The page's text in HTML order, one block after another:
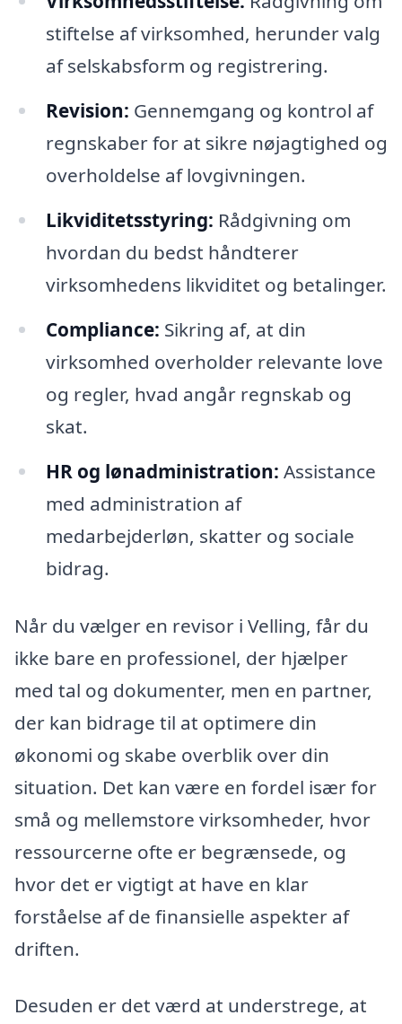
stiftelse af virksomhed, herunder valg
af selskabsform og registrering.
Revision: Gennemgang og kontrol af
regnskaber for at sikre nøjagtighed og
overholdelse af lovgivningen.
Likviditetsstyring: Rådgivning om
hvordan du bedst håndterer
virksomhedens likviditet og betalinger.
Compliance: Sikring af, at din
virksomhed overholder relevante love
og regler, hvad angår regnskab og
skat.
HR og lønadministration: Assistance
med administration af
medarbejderløn, skatter og sociale
bidrag.
Når du vælger en revisor i Velling, får du
ikke bare en professionel, der hjælper
med tal og dokumenter, men en partner,
der kan bidrage til at optimere din
økonomi og skabe overblik over din
situation. Det kan være en fordel især for
små og mellemstore virksomheder, hvor
ressourcerne ofte er begrænsede, og
hvor det er vigtigt at have en klar
forståelse af de finansielle aspekter af
driften.
Desuden er det værd at understrege, at